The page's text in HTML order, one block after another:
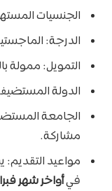
الجنسيات
الدرجة:
التمويل: ممولة
الدولة
مشاركة.
مواعيد التقديم:
فيأواخر شهر